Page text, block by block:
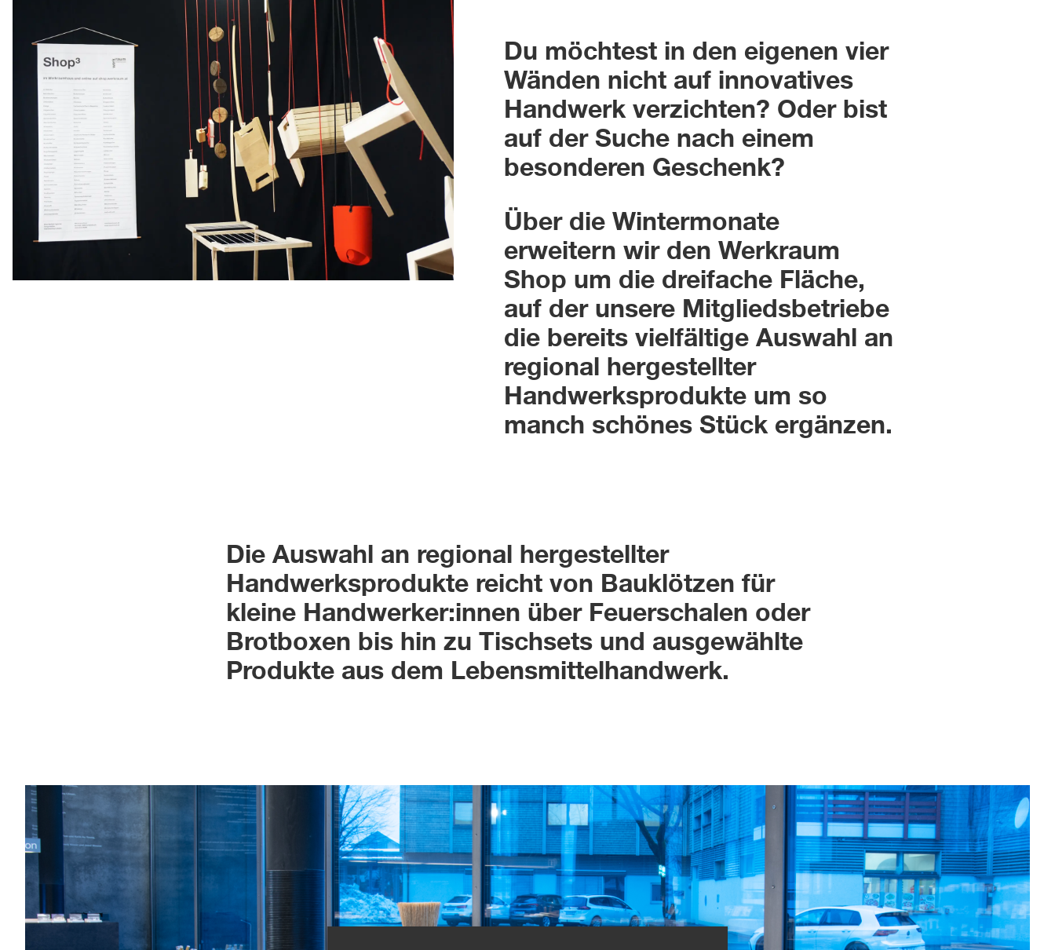
Du möchtest in den eigenen vier
Wänden nicht auf innovatives
Handwerk verzichten? Oder bist
auf der Suche nach einem
besonderen Geschenk?
Über die Wintermonate
erweitern wir den Werkraum
Shop um die dreifache Fläche,
auf der unsere Mitgliedsbetriebe
die bereits vielfältige Auswahl an
regional hergestellter
Handwerksprodukte um so
manch schönes Stück ergänzen.
Die Auswahl an regional hergestellter
Handwerksprodukte reicht von Bauklötzen für
kleine Handwerker:innen über Feuerschalen oder
Brotboxen bis hin zu Tischsets und ausgewählte
Produkte aus dem Lebensmittelhandwerk.